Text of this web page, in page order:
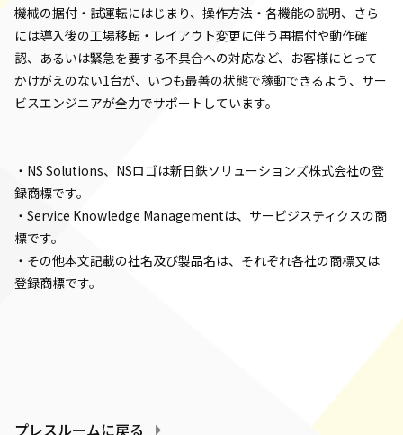
機械の据付・試運転にはじまり、操作方法・各機能の説明、さら
には導入後の工場移転・レイアウト変更に伴う再据付や動作確
認、あるいは緊急を要する不具合への対応など、お客様にとって
かけがえのない1台が、いつも最善の状態で稼動できるよう、サー
ビスエンジニアが全力でサポートしています。
・NS Solutions、NSロゴは新日鉄ソリューションズ株式会社の登
録商標です。
・Service Knowledge Managementは、サービジスティクスの商
標です。
・その他本文記載の社名及び製品名は、それぞれ各社の商標又は
登録商標です。
プレスルームに戻る